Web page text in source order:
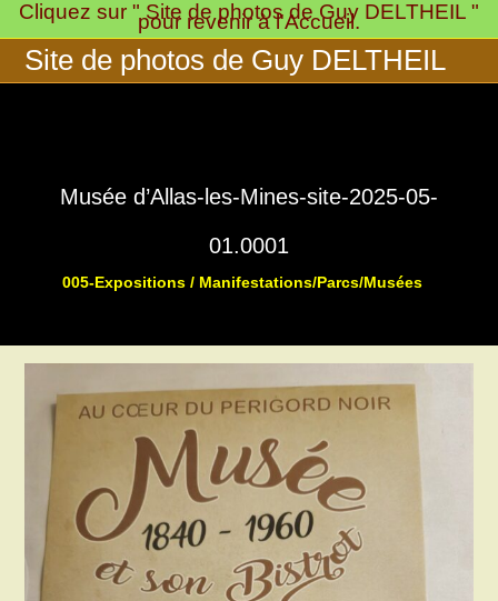
Skip
to
content
Cliquez sur " Site de photos de Guy DELTHEIL "
pour revenir à l'Accueil.
Site de photos de Guy DELTHEIL
Musée d’Allas-les-Mines-site-2025-05-
01.0001
005-Expositions / Manifestations/Parcs/Musées